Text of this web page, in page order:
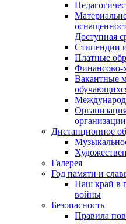
Доступная
Стипендии
Платные
Финансово-
Вакантные
организации
Дистанционное
Галерея
Год памяти и
Наш край в
войны
Безопасность
Правила